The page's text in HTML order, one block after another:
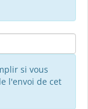
si vous
l'envoi de cet